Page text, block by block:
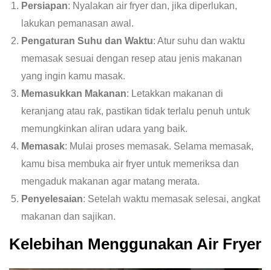
Persiapan: Nyalakan air fryer dan, jika diperlukan,
lakukan pemanasan awal.
Pengaturan Suhu dan Waktu: Atur suhu dan waktu
memasak sesuai dengan resep atau jenis makanan
yang ingin kamu masak.
Memasukkan Makanan: Letakkan makanan di
keranjang atau rak, pastikan tidak terlalu penuh untuk
memungkinkan aliran udara yang baik.
Memasak: Mulai proses memasak. Selama memasak,
kamu bisa membuka air fryer untuk memeriksa dan
mengaduk makanan agar matang merata.
Penyelesaian: Setelah waktu memasak selesai, angkat
makanan dan sajikan.
Kelebihan Menggunakan Air Fryer